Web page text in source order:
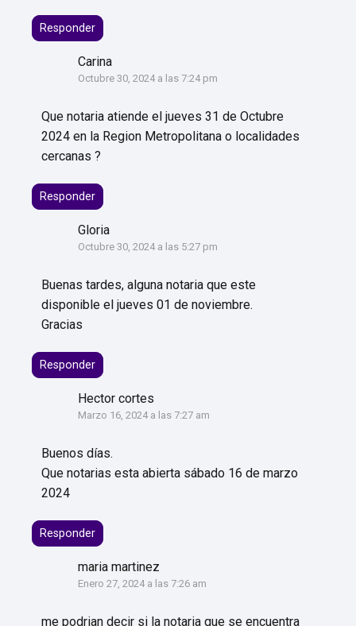
Responder
Carina
Octubre 30, 2024 a las 7:24 pm
Que notaria atiende el jueves 31 de Octubre
2024 en la Region Metropolitana o localidades
cercanas ?
Responder
Gloria
Octubre 30, 2024 a las 5:27 pm
Buenas tardes, alguna notaria que este
disponible el jueves 01 de noviembre.
Gracias
Responder
Hector cortes
Marzo 16, 2024 a las 7:27 am
Buenos días.
Que notarias esta abierta sábado 16 de marzo
2024
Responder
maria martinez
Enero 27, 2024 a las 7:26 am
me podrian decir si la notaria que se encuentra